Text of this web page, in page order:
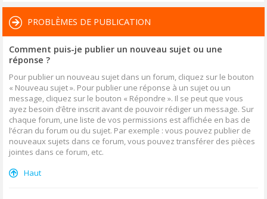
PROBLÈMES DE PUBLICATION
Comment puis-je publier un nouveau sujet ou une
réponse ?
Pour publier un nouveau sujet dans un forum, cliquez sur le bouton
« Nouveau sujet ». Pour publier une réponse à un sujet ou un
message, cliquez sur le bouton « Répondre ». Il se peut que vous
ayez besoin d’être inscrit avant de pouvoir rédiger un message. Sur
chaque forum, une liste de vos permissions est affichée en bas de
l’écran du forum ou du sujet. Par exemple : vous pouvez publier de
nouveaux sujets dans ce forum, vous pouvez transférer des pièces
jointes dans ce forum, etc.
Haut